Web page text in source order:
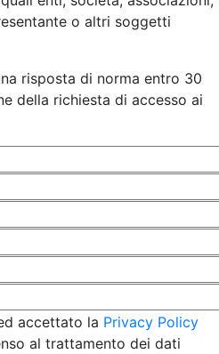
o altri soggetti
risposta di norma entro 30
della richiesta di accesso ai
accettato la Privacy Policy
al trattamento dei dati